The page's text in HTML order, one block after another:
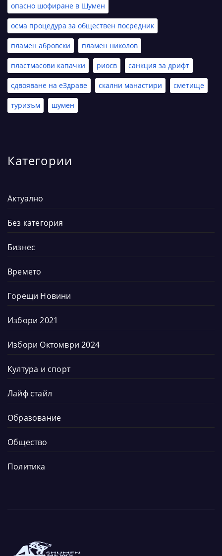
опасно шофиране в Шумен
осма процедура за обществен посредник
пламен абровски пламен николов
пластмасови капачки риосв санкция за дрифт
сдвояване на еЗдраве скални манастири сметище
туризъм шумен
Категории
Актуално
Без категория
Бизнес
Времето
Горещи Новини
Избори 2021
Избори Октомври 2024
Култура и спорт
Лайф стайл
Образование
Общество
Политика